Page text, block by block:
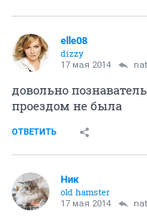
elle08
dizzy
17 мая 2014
довольно
проездом не была
ОТВЕТИТЬ
Ник
old hamster
17 мая 2014